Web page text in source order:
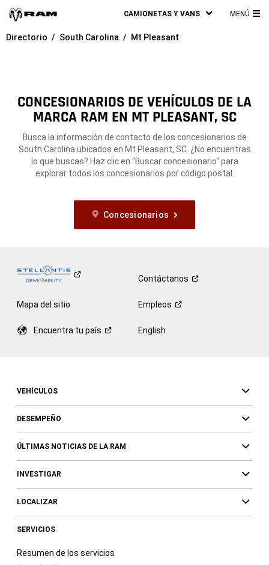
CAMIONETAS Y VANS MENÚ
Directorio South Carolina Mt Pleasant
CONCESIONARIOS DE VEHÍCULOS DE LA
MARCA RAM EN MT PLEASANT, SC
Busca la información de contacto de los concesionarios de
South Carolina ubicados en Mt Pleasant, SC. ¿No encuentras
lo que buscas? Haz clic en "Buscar concesionario" para
explorar todos los concesionarios por código postal.
Concesionarios
Contáctanos
Mapa del sitio Empleos
Encuentra tu país English
VEHÍCULOS
DESEMPEÑO
ÚLTIMAS NOTICIAS DE LA RAM
INVESTIGAR
LOCALIZAR
SERVICIOS
Resumen de los servicios